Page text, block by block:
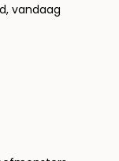
vandaag